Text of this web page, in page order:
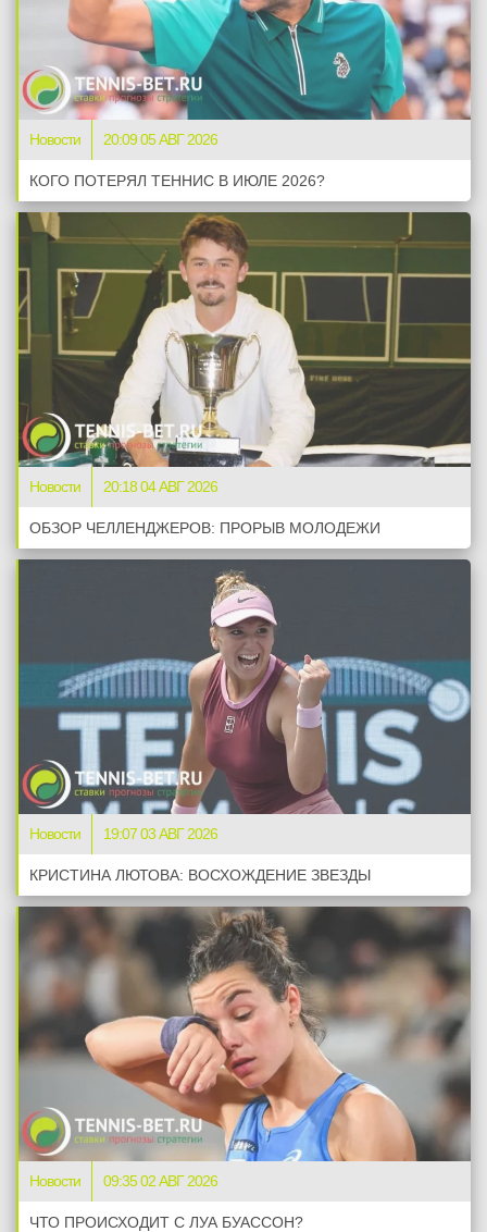
Новости 20:09 05 АВГ 2026
КОГО ПОТЕРЯЛ ТЕННИС В ИЮЛЕ 2026?
Новости 20:18 04 АВГ 2026
ОБЗОР ЧЕЛЛЕНДЖЕРОВ: ПРОРЫВ МОЛОДЕЖИ
Новости 19:07 03 АВГ 2026
КРИСТИНА ЛЮТОВА: ВОСХОЖДЕНИЕ ЗВЕЗДЫ
Новости 09:35 02 АВГ 2026
ЧТО ПРОИСХОДИТ С ЛУА БУАССОН?